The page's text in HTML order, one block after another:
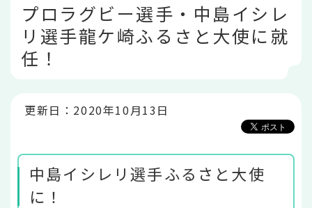
プロラグビー選手・中島イシレ
リ選手龍ケ崎ふるさと大使に就
任！
更新日：2020年10月13日
中島イシレリ選手ふるさと大使
に！